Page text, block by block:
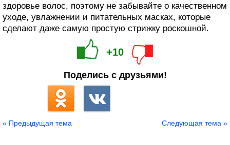
здоровье волос, поэтому не забывайте о качественном
уходе, увлажнении и питательных масках, которые
сделают даже самую простую стрижку роскошной.
+10
Поделись с друзьями!
« Предыдущая тема Следующая тема »